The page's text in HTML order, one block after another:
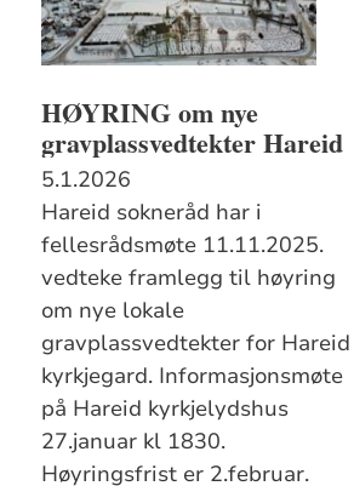
HØYRING om nye
gravplassvedtekter Hareid
5.1.2026
Hareid sokneråd har i
fellesrådsmøte 11.11.2025.
vedteke framlegg til høyring
om nye lokale
gravplassvedtekter for Hareid
kyrkjegard. Informasjonsmøte
på Hareid kyrkjelydshus
27.januar kl 1830.
Høyringsfrist er 2.februar.